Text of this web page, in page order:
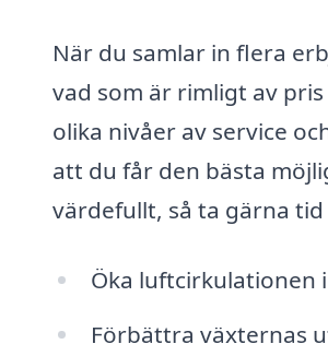
När du samlar in flera
vad som är rimligt av
olika nivåer av service
att du får den bästa
värdefullt, så ta gärna
Öka luftcirkulationen
Förbättra växternas